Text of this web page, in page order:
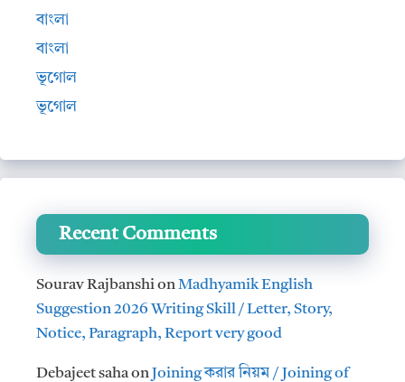
বাংলা
বাংলা
ভূগোল
ভূগোল
Recent Comments
Sourav RajbanshionMadhyamik English
Suggestion 2026 Writing Skill / Letter, Story,
Notice, Paragraph, Report very good
Debajeet sahaonJoining করার নিয়ম / Joining of